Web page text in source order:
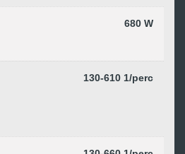
680 W
130-610 1/perc